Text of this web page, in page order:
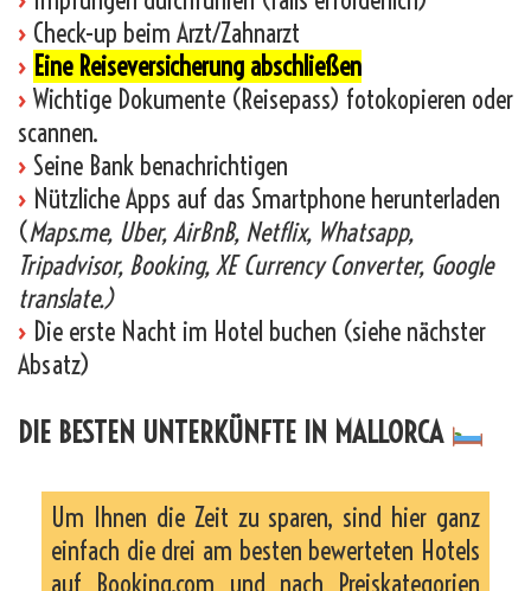
› Check-up beim Arzt/Zahnarzt
› Eine Reiseversicherung abschließen
› Wichtige Dokumente (Reisepass) fotokopieren oder
scannen.
› Seine Bank benachrichtigen
› Nützliche Apps auf das Smartphone herunterladen
(Maps.me, Uber, AirBnB, Netflix, Whatsapp,
Tripadvisor, Booking, XE Currency Converter, Google
translate.)
› Die erste Nacht im Hotel buchen (siehe nächster
Absatz)
DIE BESTEN UNTERKÜNFTE IN MALLORCA
Um Ihnen die Zeit zu sparen, sind hier ganz
einfach die drei am besten bewerteten Hotels
auf Booking.com und nach Preiskategorien